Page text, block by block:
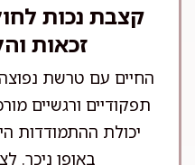
קצבת נכות
זכאות
החיים עם טרשת נפוצה
תפקודיים ורגשיים
יכולת ההתמודדות
באופן ניכר.